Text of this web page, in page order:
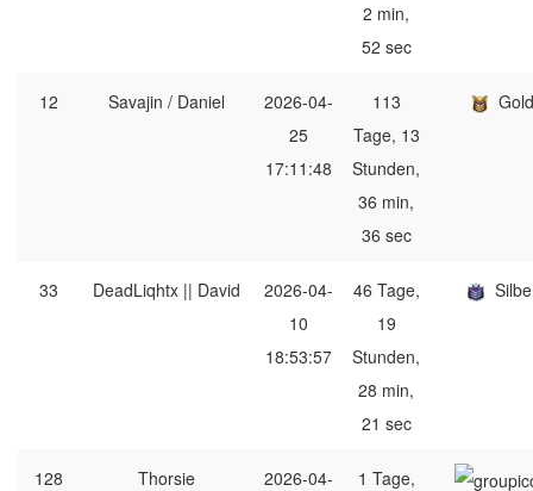
2 min,
52 sec
12 Savajin / Daniel
2026-04-
25
17:11:48
113
Tage, 13
Stunden,
36 min,
36 sec
Gold
33 DeadLiqhtx || David
2026-04-
10
18:53:57
46 Tage,
19
Stunden,
28 min,
21 sec
128 Thorsie
2026-04-
1 Tage,